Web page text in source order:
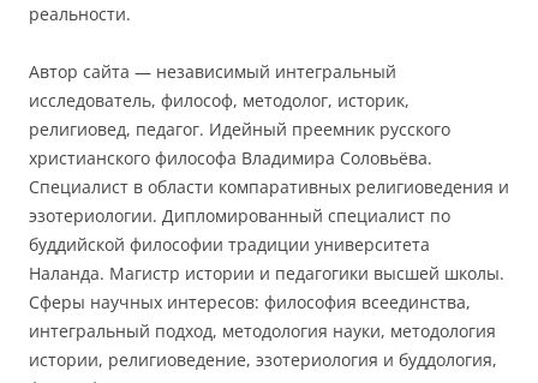
реальности.
Автор сайта — независимый интегральный
исследователь, философ, методолог, историк,
религиовед, педагог. Идейный преемник русского
христианского философа Владимира Соловьёва.
Специалист в области компаративных религиоведения и
эзотериологии. Дипломированный специалист по
буддийской философии традиции университета
Наланда. Магистр истории и педагогики высшей школы.
Сферы научных интересов: философия всеединства,
интегральный подход, методология науки, методология
истории, религиоведение, эзотериология и буддология,